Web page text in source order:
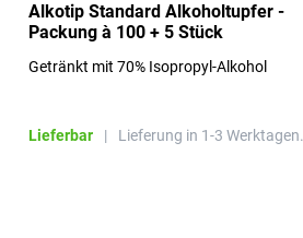
Alkotip Standard Alkoholtupfer -
Packung à 100 + 5 Stück
Getränkt mit 70% Isopropyl-Alkohol
Lieferbar | Lieferung in 1-3 Werktagen.